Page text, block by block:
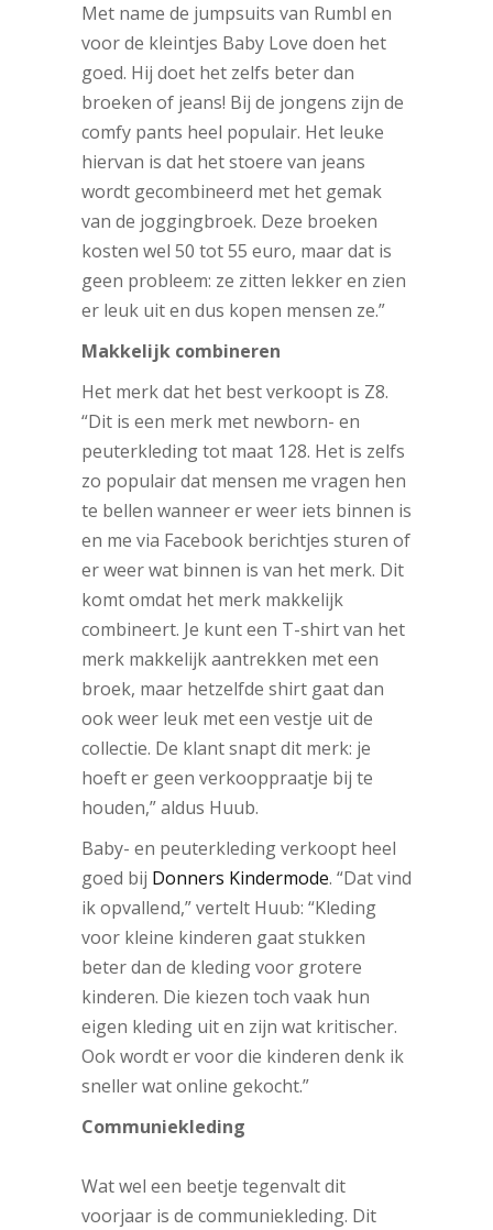
Met name de jumpsuits van Rumbl en
voor de kleintjes Baby Love doen het
goed. Hij doet het zelfs beter dan
broeken of jeans! Bij de jongens zijn de
comfy pants heel populair. Het leuke
hiervan is dat het stoere van jeans
wordt gecombineerd met het gemak
van de joggingbroek. Deze broeken
kosten wel 50 tot 55 euro, maar dat is
geen probleem: ze zitten lekker en zien
er leuk uit en dus kopen mensen ze.”
Makkelijk combineren
Het merk dat het best verkoopt is Z8.
“Dit is een merk met newborn- en
peuterkleding tot maat 128. Het is zelfs
zo populair dat mensen me vragen hen
te bellen wanneer er weer iets binnen is
en me via Facebook berichtjes sturen of
er weer wat binnen is van het merk. Dit
komt omdat het merk makkelijk
combineert. Je kunt een T-shirt van het
merk makkelijk aantrekken met een
broek, maar hetzelfde shirt gaat dan
ook weer leuk met een vestje uit de
collectie. De klant snapt dit merk: je
hoeft er geen verkooppraatje bij te
houden,” aldus Huub.
Baby- en peuterkleding verkoopt heel
goed bij Donners Kindermode. “Dat vind
ik opvallend,” vertelt Huub: “Kleding
voor kleine kinderen gaat stukken
beter dan de kleding voor grotere
kinderen. Die kiezen toch vaak hun
eigen kleding uit en zijn wat kritischer.
Ook wordt er voor die kinderen denk ik
sneller wat online gekocht.”
Communiekleding
Wat wel een beetje tegenvalt dit
voorjaar is de communiekleding. Dit